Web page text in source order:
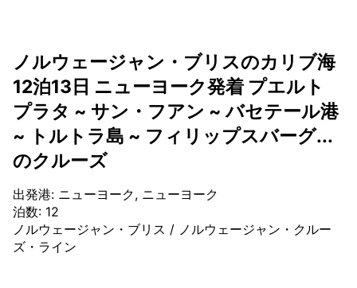
ノルウェージャン・ブリスのカリブ海
12泊13日 ニューヨーク発着 プエルト
プラタ ~ サン・フアン ~ バセテール港
~ トルトラ島 ~ フィリップスバーグ...
のクルーズ
出発港: ニューヨーク, ニューヨーク
泊数: 12
ノルウェージャン・ブリス / ノルウェージャン・クルー
ズ・ライン